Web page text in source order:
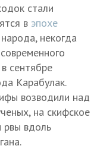
стали
в эпохе
некогда
сентябре
Карабулак.
возводили над
на скифское
рвы вдоль